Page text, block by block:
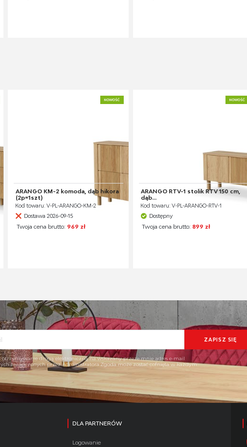
NOWOŚĆ
ARANGO KM-2 komoda, dąb hikora
(2p=1szt)
Kod towaru: V-PL-ARANGO-KM-2
Dostawa 2026-09-15
Twoja cena brutto: 969 zł
NOWOŚĆ
ARANGO RTV-1 stolik RTV 150 cm,
dąb...
Kod towaru: V-PL-ARANGO-RTV-1
Dostępny
Twoja cena brutto: 899 zł
drogą elektroniczną na wskazany przeze mnie adres e-mail
świadczonych przez Administratora.Zgoda może zostać cofnięta w każdym
DLA PARTNERÓW
Logowanie